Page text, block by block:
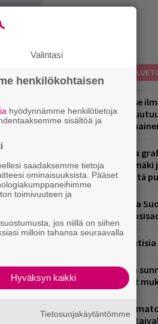
Huomenna se
A.W. Yrjänän
Laittomasta
Paavo Arhinmäki
kädessä – näitä
Weezer palaa
Mainioita
Tampereella
nämä artistit
Mainio
10-vuotista
Valintasi
henkilökohtaisen
hyödynnämme henkilötietoja
sisältöä ja
saadaksemme tietoja
ominaisuuksista. Pääset
toimivuuteen ja
jos niillä on siihen
milloin tahansa seuraavalla
Hyväksyn kaikki
Tietosuojakäytäntömme